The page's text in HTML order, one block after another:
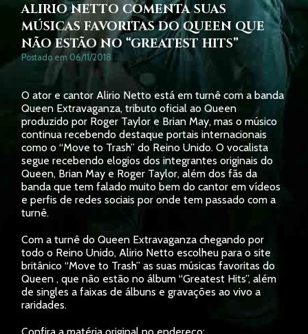
ALIRIO NETTO COMENTA SUAS
MÚSICAS FAVORITAS DO QUEEN QUE
NÃO ESTÃO NO “GREATEST HITS”
Postado em 06/11/2018
O ator e cantor Alirio Netto está em turnê com a banda
Queen Extravaganza, tributo oficial ao Queen
produzido por Roger Taylor e Brian May, mas o músico
continua recebendo destaque portais internacionais
como o “Move to Trash” do Reino Unido. O vocalista
segue recebendo elogios dos integrantes originais do
Queen, Brian May e Roger Taylor, além dos fãs da
banda que tem falado muito bem do cantor em vídeos
e perfis de redes sociais por onde tem passado com a
turnê.
Com a turnê do Queen Extravaganza chegando por
todo o Reino Unido, Alirio Netto escolheu para o site
britânico “Move to Trash” as suas músicas favoritas do
Queen , que não estão no álbum “Greatest Hits”, além
de singles a faixas de álbuns e gravações ao vivo a
raridades.